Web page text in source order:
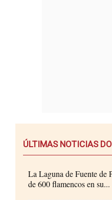
ÚLTIMAS NOTICIAS
La Laguna de Fuente de
de 600 flamencos en su...